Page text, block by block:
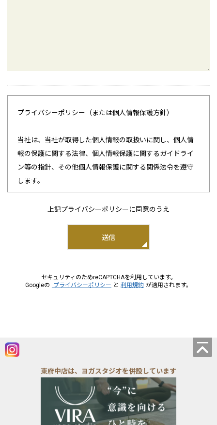
プライバシーポリシー（または個人情報保護方針）
当社は、当社が取得した個人情報の取扱いに関し、個人情
報の保護に関する法律、個人情報保護に関するガイドライ
ン等の指針、その他個人情報保護に関する関係法令を遵守
します。
２.個人情報の安全管理
的、技術的に適切な対策を実施し、当社の取り扱う個人情
報の漏えい、滅失又はき損の防止その他の個人情報の安全
３.個人情報の取得等の遵守事項
(1)個人情報の取得
当社は、当社が管理するインターネットによる情報提供サ
イト（以下「本サイト」といいます。）の運営に必要な範
囲で、本サイトの一般利用者（以下「ユーザー」といいま
す。）又は本サイトに広告掲載を行う者（以下「掲載主」
といいます。）から、ユーザー又は掲載主に係る個人情報
上記プライバシーポリシーに同意のうえ
送信
セキュリティのためreCAPTCHAを利用しています。
Googleの
プライバシーポリシー と 利用規約 が適用されます。
東府中店は、ヨガスタジオを併設しています